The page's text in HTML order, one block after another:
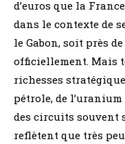
d’euros que la
dans le contexte de
le Gabon, soit près
officiellement. Mais
richesses
pétrole, de
des circuits souvent
reflètent que très